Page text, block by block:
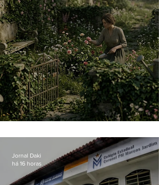
Jornal Daki
há 16 horas